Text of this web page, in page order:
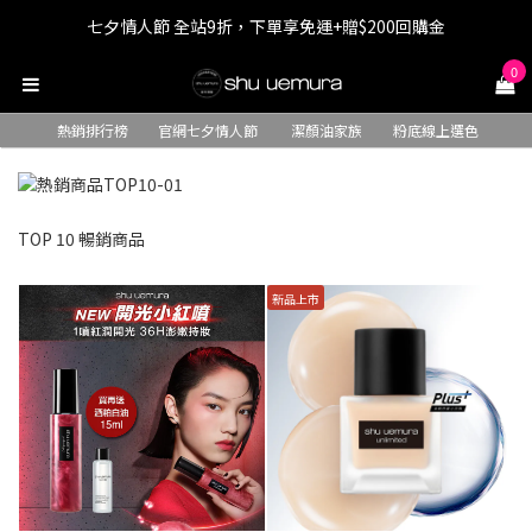
七夕情人節 全站9折，下單享免運+贈$200回購金
七夕情人節 全站9折，下單享免運+贈$200回購金
LINE最高回饋8%，滿$1,500限量贈抹茶潔顏油15ml
七夕情人節 全站9折，下單享免運+贈$200回購金
0
熱銷排行榜 官網七夕情人節 潔顏油家族 粉底線上選色
TOP 10 暢銷商品
新品上市